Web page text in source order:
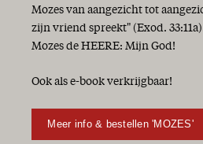
Niet te geloven
Enerverende tijden
Woorden van waarheid en gezond
Hoop
Mozes van aangezicht tot
zijn vriend spreekt" (Exod.
Mozes de HEERE: Mijn God!
Ook als e-book verkrijgbaar!
Meer info & bestellen 'MOZES'